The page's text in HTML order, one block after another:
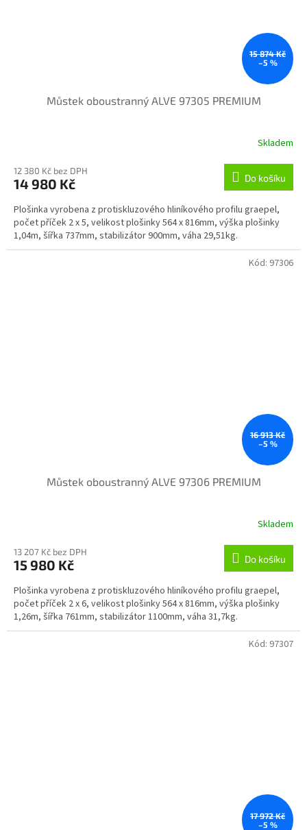
15 874 Kč
–5 %
Můstek oboustranný ALVE 97305 PREMIUM
Skladem
12 380 Kč bez DPH
14 980 Kč Do košíku
Plošinka vyrobena z protiskluzového hliníkového profilu graepel,
počet příček 2 x 5, velikost plošinky 564 x 816mm, výška plošinky
1,04m, šířka 737mm, stabilizátor 900mm, váha 29,51kg.
16 913 Kč
–5 %
Můstek oboustranný ALVE 97306 PREMIUM
Skladem
13 207 Kč bez DPH
15 980 Kč Do košíku
Plošinka vyrobena z protiskluzového hliníkového profilu graepel,
počet příček 2 x 6, velikost plošinky 564 x 816mm, výška plošinky
1,26m, šířka 761mm, stabilizátor 1100mm, váha 31,7kg.
Kód: 97306
17 972 Kč
–5 %
Kód: 97307